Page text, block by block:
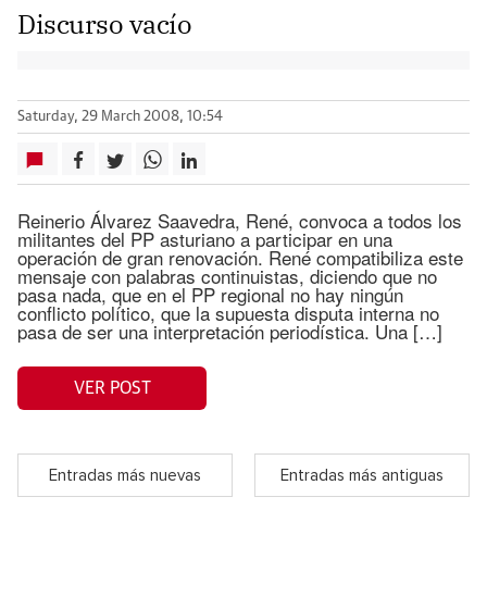
Discurso vacío
Saturday, 29 March 2008, 10:54
Reinerio Álvarez Saavedra, René, convoca a todos los
militantes del PP asturiano a participar en una
operación de gran renovación. René compatibiliza este
mensaje con palabras continuistas, diciendo que no
pasa nada, que en el PP regional no hay ningún
conflicto político, que la supuesta disputa interna no
pasa de ser una interpretación periodística. Una […]
VER POST
Entradas más nuevas Entradas más antiguas